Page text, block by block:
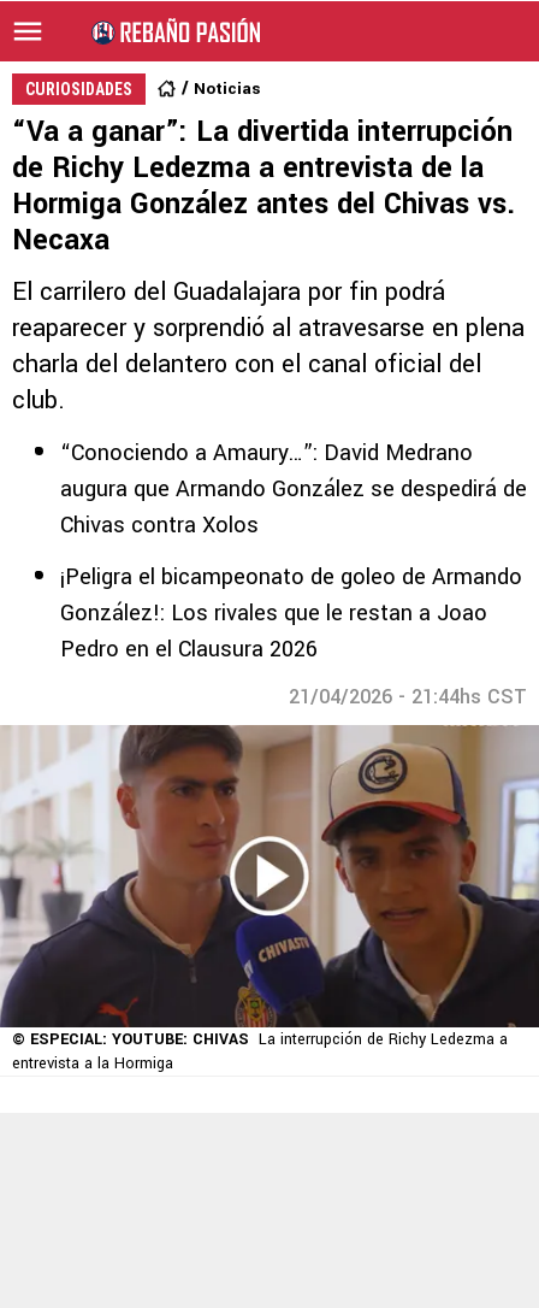
CURIOSIDADES Noticias
“Va a ganar”: La divertida interrupción
de Richy Ledezma a entrevista de la
Hormiga González antes del Chivas vs.
Necaxa
El carrilero del Guadalajara por fin podrá
reaparecer y sorprendió al atravesarse en plena
charla del delantero con el canal oficial del
club.
“Conociendo a Amaury…”: David Medrano
augura que Armando González se despedirá de
Chivas contra Xolos
¡Peligra el bicampeonato de goleo de Armando
González!: Los rivales que le restan a Joao
Pedro en el Clausura 2026
21/04/2026 - 21:44hs CST
© ESPECIAL: YOUTUBE: CHIVAS La interrupción de Richy Ledezma a
entrevista a la Hormiga